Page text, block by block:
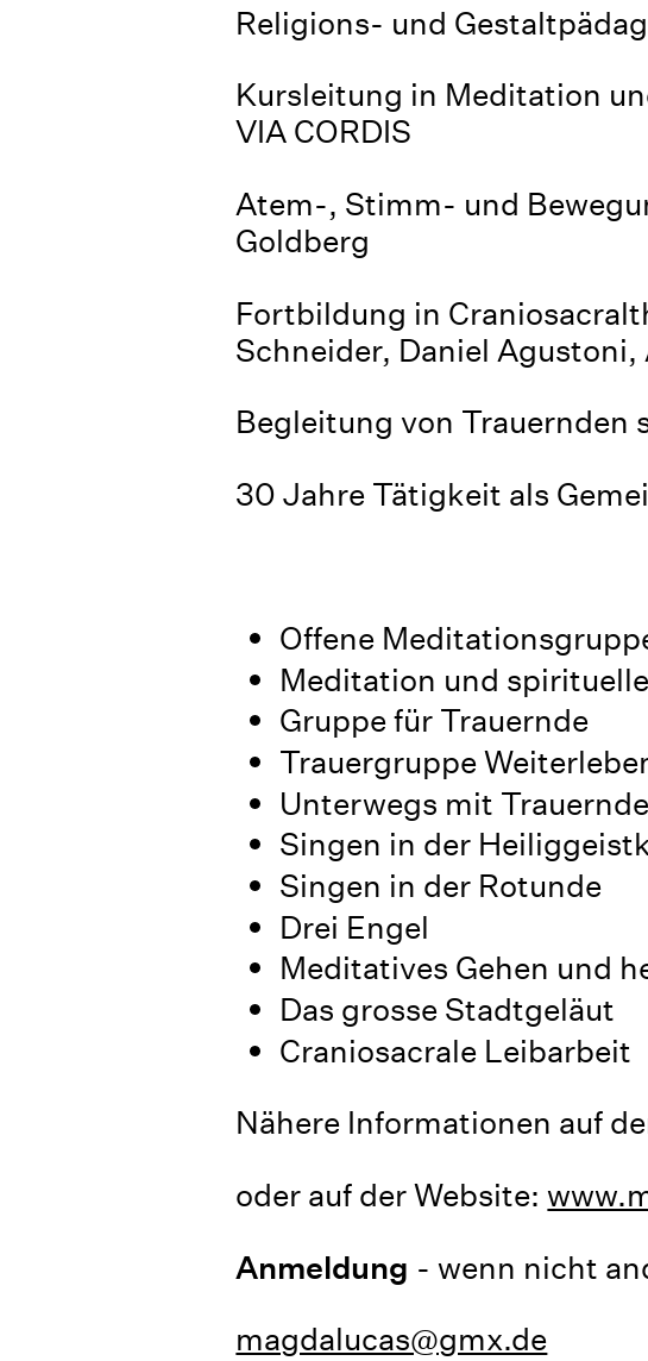
Religions- und
Kursleitung in Meditation
VIA CORDIS
Atem-, Stimm- und
Goldberg
Fortbildung in
Schneider, Daniel
Begleitung von Trauernden
30 Jahre Tätigkeit als
Offene
Meditation und
Gruppe für Trauernde
Trauergruppe
Unterwegs mit
Singen in der
Singen in der Rotunde
Drei Engel
Meditatives Gehen und
Das grosse Stadtgeläut
Craniosacrale Leibarbeit
Nähere Informationen auf
oder auf der Website:
Anmeldung - wenn nicht
magdalucas@gmx.de